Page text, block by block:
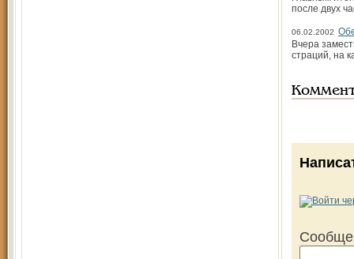
после двух
06.02.2002
Вчера
страций, на